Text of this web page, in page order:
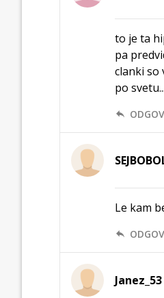
to je ta
pa
clanki so
po svetu...
Le kam
Janez_53